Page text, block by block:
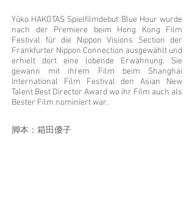
Yūko HAKOTAS Spielfilmdebut Blue Hour wurde
nach der Premiere beim Hong Kong Film
Festival für die Nippon Visions Section der
Frankfurter Nippon Connection ausgewählt und
erhielt dort eine lobende Erwähnung. Sie
gewann mit ihrem Film beim Shanghai
International Film Festival den Asian New
Talent Best Director Award wo ihr Film auch als
Bester Film nominiert war.
脚本：箱田優子